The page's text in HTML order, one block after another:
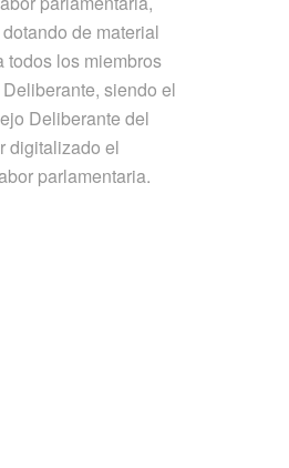
de material
todos los miembros
siendo el
Deliberante del
digitalizado el
parlamentaria.